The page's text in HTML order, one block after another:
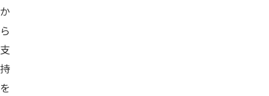
か
ら
支
持
を